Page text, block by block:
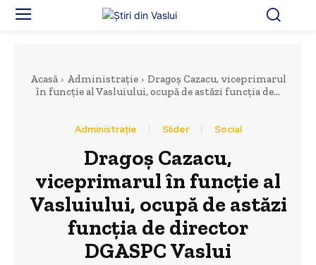
Acasă Administrație
Dragoș Cazacu, viceprimarul
în funcție al Vasluiului, ocupă de astăzi funcția de...
Administrație Slider Social
Dragoș Cazacu,
viceprimarul în funcție al
Vasluiului, ocupă de astăzi
funcția de director
DGASPC Vaslui